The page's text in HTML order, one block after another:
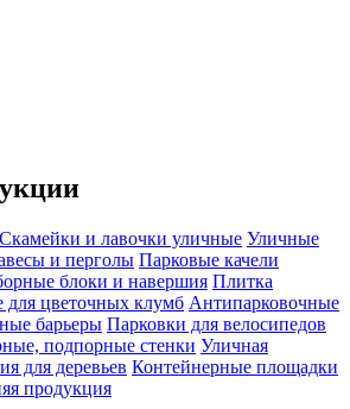
Скамейки и лавочки уличные Уличные
и перголы Парковые качели
блоки и навершия Плитка
цветочных клумб Антипарковочные
барьеры Парковки для велосипедов
подпорные стенки Уличная
для деревьев Контейнерные площадки
продукция